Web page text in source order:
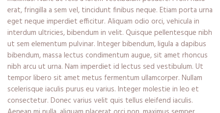
erat, fringilla a sem vel, tincidunt finibus neque. Etiam porta urna
eget neque imperdiet efficitur. Aliquam odio orci, vehicula in
interdum ultricies, bibendum in velit. Quisque pellentesque nibh
ut sem elementum pulvinar. Integer bibendum, ligula a dapibus
bibendum, massa lectus condimentum augue, sit amet rhoncus
nibh arcu ut urna. Nam imperdiet id lectus sed vestibulum. Ut
tempor libero sit amet metus fermentum ullamcorper. Nullam
scelerisque iaculis purus eu varius. Integer molestie in leo et
consectetur. Donec varius velit quis tellus eleifend iaculis.